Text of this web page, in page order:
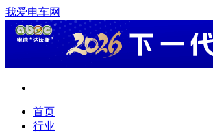
我爱电车网
首页
行业